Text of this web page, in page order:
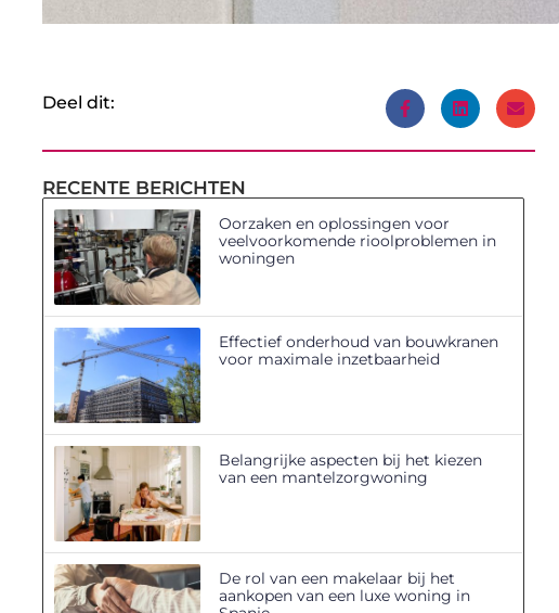
Deel dit:
RECENTE BERICHTEN
Oorzaken en oplossingen voor
veelvoorkomende rioolproblemen in
woningen
Effectief onderhoud van bouwkranen
voor maximale inzetbaarheid
Belangrijke aspecten bij het kiezen
van een mantelzorgwoning
De rol van een makelaar bij het
aankopen van een luxe woning in